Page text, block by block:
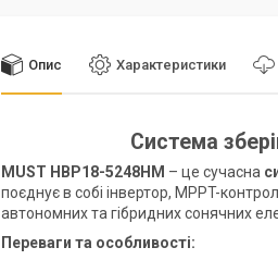
Опис Характеристики
Система
MUST НВР18-5248HM – це сучасна
поєднує в собі інвертор, MPPT-
автономних та гібридних сонячних
Переваги та особливості: